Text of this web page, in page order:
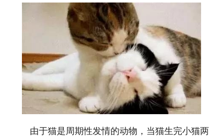
由于猫是周期性发情的动物，当猫生完小猫两